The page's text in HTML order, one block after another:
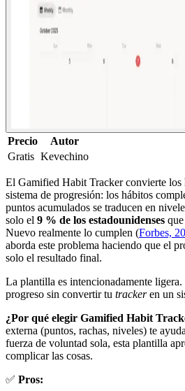
Precio
Autor
Gratis Kevechino
El Gamified Habit Tracker convierte los
sistema de progresión: los hábitos
puntos acumulados se traducen en
solo el 9 % de los estadounidenses
Nuevo realmente lo cumplen (Forbes,
aborda este problema haciendo que el
solo el resultado final.
La plantilla es intencionadamente
progreso sin convertir tu trackeren un
¿Por qué elegir Gamified Habit
externa (puntos, rachas, niveles) te
fuerza de voluntad sola, esta plantilla
complicar las cosas.
✅ Pros: